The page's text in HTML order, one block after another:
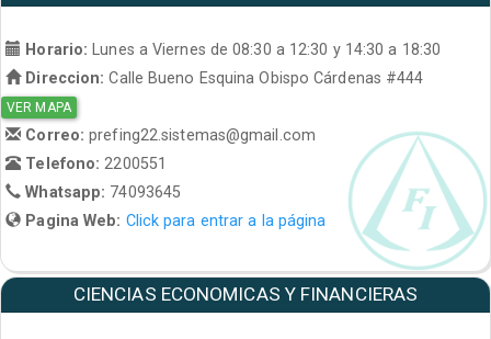
Horario:
Lunes a Viernes de 08:30 a 12:30 y 14:30 a 18:30
Direccion: Calle Bueno Esquina Obispo Cárdenas #444
VER MAPA
Correo:prefing22.sistemas@gmail.com
Telefono: 2200551
Whatsapp: 74093645
Pagina Web: Click para entrar a la página
CIENCIAS ECONOMICAS Y FINANCIERAS